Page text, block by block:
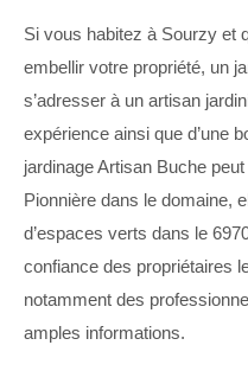
Si vous habitez à Sourzy et
embellir votre propriété, un
s’adresser à un artisan
expérience ainsi que d’une
jardinage Artisan Buche
Pionnière dans le domaine,
d’espaces verts dans le
confiance des propriétaires
notamment des
amples informations.